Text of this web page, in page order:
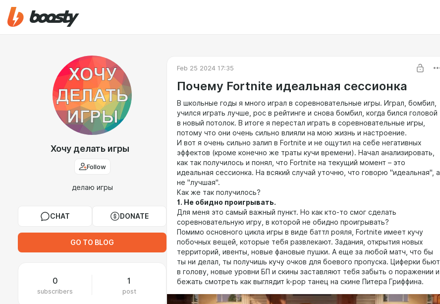
Хочу делать игры
Follow
делаю игры
CHAT DONATE
GO TO BLOG
0
subscribers
1
post
Feb 25 2024 17:35
Почему Fortnite идеальная сессионка
В школьные годы я много играл в соревновательные игры. Играл, бомбил,
учился играть лучше, рос в рейтинге и снова бомбил, когда бился головой
в новый потолок. В итоге я перестал играть в соревновательные игры,
потому что они очень сильно влияли на мою жизнь и настроение.
И вот я очень сильно залип в Fortnite и не ощутил на себе негативных
эффектов (кроме конечно же траты кучи времени). Начал анализировать,
как так получилось и понял, что Fortnite на текущий момент – это
идеальная сессионка. На всякий случай уточню, что говорю "идеальная", а
не "лучшая".
Как же так получилось?
1. Не обидно проигрывать.
Для меня это самый важный пункт. Но как кто-то смог сделать
соревновательную игру, в которой не обидно проигрывать?
Помимо основного цикла игры в виде баттл рояля, Fortnite имеет кучу
побочных вещей, которые тебя развлекают. Задания, открытия новых
территорий, ивенты, новые фановые пушки. А еще за любой матч, что бы
ты ни делал, ты получишь кучу очков для боевого пропуска. Циферки бьют
в голову, новые уровни БП и скины заставляют тебя забыть о поражении и
бежать смотреть как выглядит k-pop танец на скине Питера Гриффина.